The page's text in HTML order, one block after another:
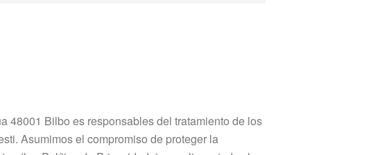
48001 Bilbo es responsables del tratamiento de los
Asumimos el compromiso de proteger la